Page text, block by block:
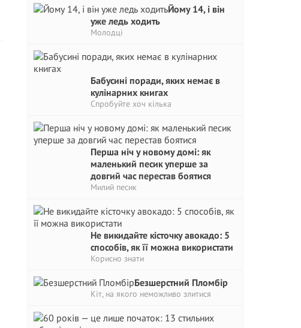
Йому 14, і він
уже ледь ходить
Молодці
Бабусині поради, яких немає в
кулінарних книгах
Спробуйте хоч кілька
Перша ніч у новому домі: як
маленький песик уперше за
довгий час перестав боятися
Милий песик
Не викидайте кісточку авокадо: 5
способів, як її можна використати
Корисно знати
Безшерстний Пломбір
Кіт, на якого неможливо злитися